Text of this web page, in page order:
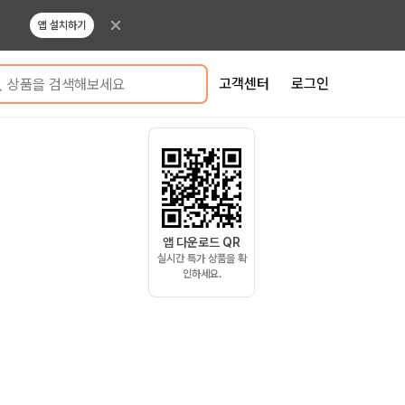
앱 설치하기
상품을 검색해보세요 고객센터 로그인
앱 다운로드 QR
실시간 특가 상품을 확
인하세요.